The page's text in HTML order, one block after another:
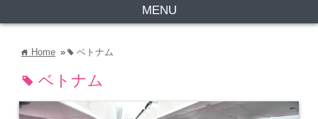
MENU
home Home » tag ベトナム
tag ベトナム